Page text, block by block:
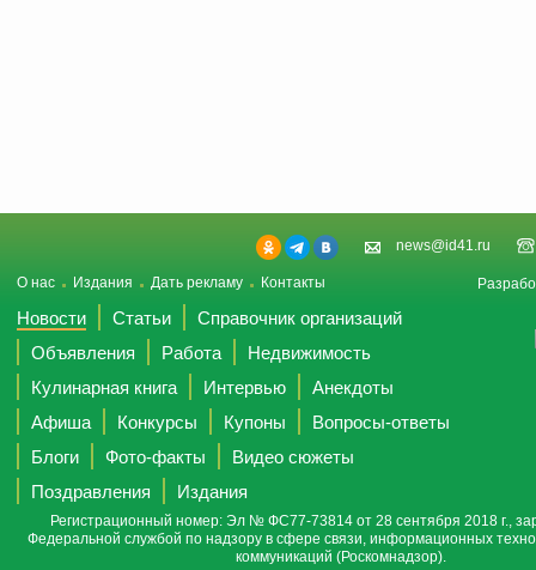
news@id41.ru
О нас Издания Дать рекламу Контакты
Новости Статьи
Справочник организаций
Объявления
Работа
Недвижимость
Кулинарная книга
Интервью
Анекдоты
Афиша
Конкурсы Купоны
Вопросы-ответы
Блоги
Фото-факты
Видео сюжеты
Поздравления
Издания
Регистрационный номер: Эл № ФС77-73814 от 28 сентября 2018 г.,
Федеральной службой по надзору в сфере связи, информационных
коммуникаций (Роскомнадзор).